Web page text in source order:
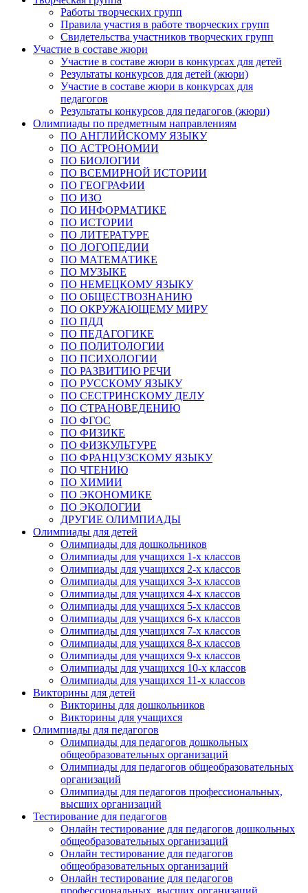
Работы творческих групп
Правила участия в работе творческих групп
Свидетельства участников творческих групп
Участие в составе жюри
Участие в составе жюри в конкурсах для детей
Результаты конкурсов для детей (жюри)
Участие в составе жюри в конкурсах для
педагогов
Результаты конкурсов для педагогов (жюри)
Олимпиады по предметным направлениям
ПО АНГЛИЙСКОМУ ЯЗЫКУ
ПО АСТРОНОМИИ
ПО БИОЛОГИИ
ПО ВСЕМИРНОЙ ИСТОРИИ
ПО ГЕОГРАФИИ
ПО ИЗО
ПО ИНФОРМАТИКЕ
ПО ИСТОРИИ
ПО ЛИТЕРАТУРЕ
ПО ЛОГОПЕДИИ
ПО МАТЕМАТИКЕ
ПО МУЗЫКЕ
ПО НЕМЕЦКОМУ ЯЗЫКУ
ПО ОБЩЕСТВОЗНАНИЮ
ПО ОКРУЖАЮЩЕМУ МИРУ
ПО ПДД
ПО ПЕДАГОГИКЕ
ПО ПОЛИТОЛОГИИ
ПО ПСИХОЛОГИИ
ПО РАЗВИТИЮ РЕЧИ
ПО РУССКОМУ ЯЗЫКУ
ПО СЕСТРИНСКОМУ ДЕЛУ
ПО СТРАНОВЕДЕНИЮ
ПО ФГОС
ПО ФИЗИКЕ
ПО ФИЗКУЛЬТУРЕ
ПО ФРАНЦУЗСКОМУ ЯЗЫКУ
ПО ЧТЕНИЮ
ПО ХИМИИ
ПО ЭКОНОМИКЕ
ПО ЭКОЛОГИИ
ДРУГИЕ ОЛИМПИАДЫ
Олимпиады для детей
Олимпиады для дошкольников
Олимпиады для учащихся 1-х классов
Олимпиады для учащихся 2-х классов
Олимпиады для учащихся 3-х классов
Олимпиады для учащихся 4-х классов
Олимпиады для учащихся 5-х классов
Олимпиады для учащихся 6-х классов
Олимпиады для учащихся 7-х классов
Олимпиады для учащихся 8-х классов
Олимпиады для учащихся 9-х классов
Олимпиады для учащихся 10-х классов
Олимпиады для учащихся 11-х классов
Викторины для детей
Викторины для дошкольников
Викторины для учащихся
Олимпиады для педагогов
Олимпиады для педагогов дошкольных
общеобразовательных организаций
Олимпиады для педагогов общеобразовательных
организаций
Олимпиады для педагогов профессиональных,
высших организаций
Тестирование для педагогов
Онлайн тестирование для педагогов дошкольных
общеобразовательных организаций
Онлайн тестирование для педагогов
общеобразовательных организаций
Онлайн тестирование для педагогов
профессиональных, высших организаций